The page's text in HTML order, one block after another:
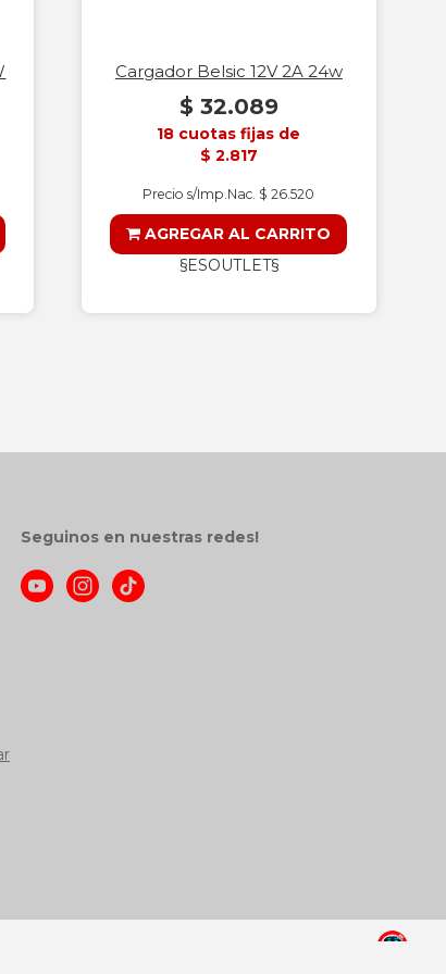
Cargador Belsic 12V 2A 24w
$ 32.089
18 cuotas fijas de
$ 2.817
Precio s/Imp.Nac. $ 26.520
AGREGAR AL CARRITO
§ESOUTLET§
Seguinos en nuestras redes!